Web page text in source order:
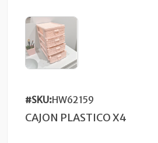
#SKU:HW62159
CAJON PLASTICO X4